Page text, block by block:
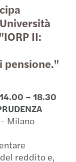
II:
pensione."
14.00 – 18.30
- Milano
reddito e,